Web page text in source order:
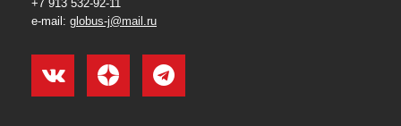
+7 913 532-92-11
e-mail: globus-j@mail.ru